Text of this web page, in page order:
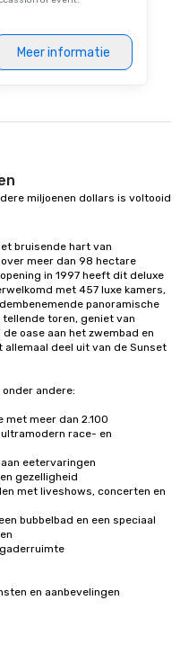
Meer informatie
miljoenen dollars is voltooid
bruisende hart van
meer dan 98 hectare
in 1997 heeft dit deluxe
met 457 luxe kamers,
panoramische
toren, geniet van
oase aan het zwembad en
deel uit van de Sunset
andere:
meer dan 2.100
race- en
eetervaringen
gezelligheid
met liveshows, concerten en
bubbelbad en een speciaal
en aanbevelingen